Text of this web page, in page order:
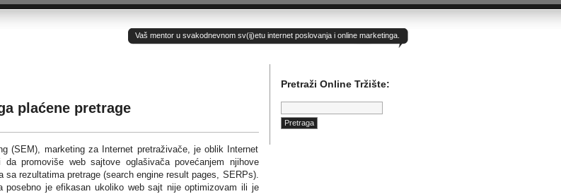
Vaš mentor u svakodnevnom sv(ij)etu internet poslovanja i online marketinga.
plaćene pretrage
(SEM), marketing za Internet pretraživače, je oblik Internet
da promoviše web sajtove oglašivača povećanjem njihove
sa rezultatima pretrage (search engine result pages, SERPs).
posebno je efikasan ukoliko web sajt nije optimizovam ili je
Pretraži Online Tržište:
Pretraga: